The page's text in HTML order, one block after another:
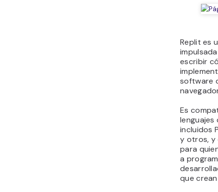
Replit es
escribir
software
Es
lenguajes
incluidos
y otros, y
para
a
que